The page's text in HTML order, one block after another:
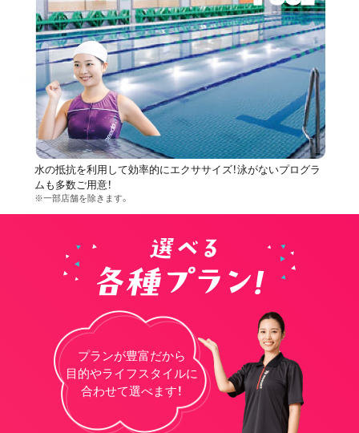
水の抵抗を利用して効率的にエクササイズ！泳がないプログラ
ムも多数ご用意！
※一部店舗を除きます。
プランが豊富だから
目的やライフスタイルに
合わせて選べます！